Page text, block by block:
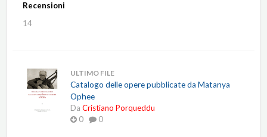
Recensioni
14
ULTIMO FILE
Catalogo delle opere pubblicate da Matanya
Ophee
Da Cristiano Porqueddu
0
0